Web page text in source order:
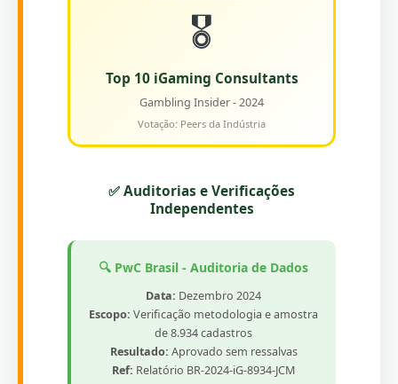
🎖️
Top 10 iGaming Consultants
Gambling Insider - 2024
Votação: Peers da Indústria
✅ Auditorias e Verificações
Independentes
🔍 PwC Brasil - Auditoria de Dados
Data: Dezembro 2024
Escopo: Verificação metodologia e amostra
de 8.934 cadastros
Resultado: Aprovado sem ressalvas
Ref: Relatório BR-2024-iG-8934-JCM